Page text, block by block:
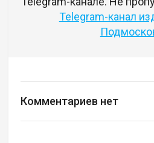
Telegram-канал
Комментариев нет